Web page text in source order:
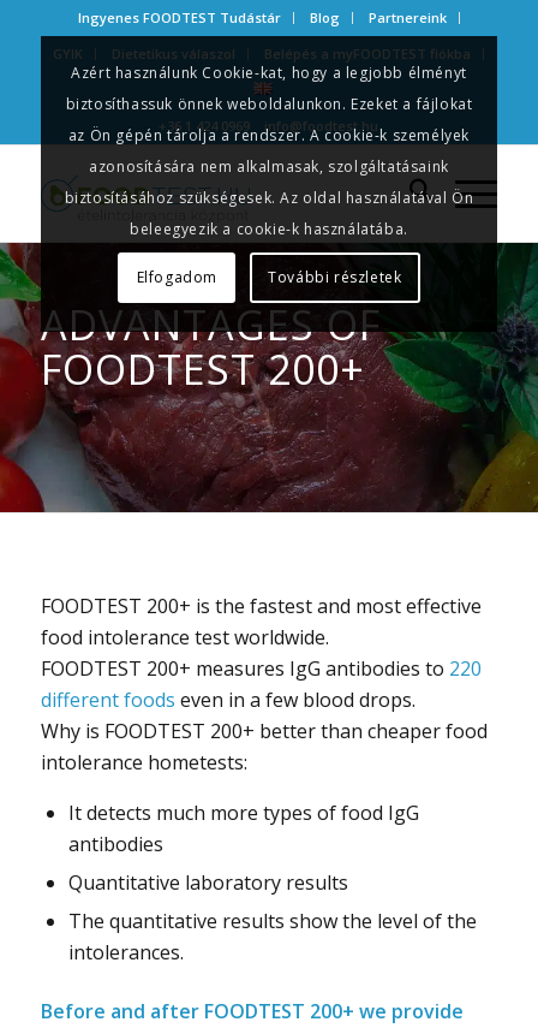
Ingyenes FOODTEST Tudástár Blog
Partnereink
GYIK
Dietetikus válaszol Belépés a myFOODTEST fiókba
+36 1 424 0969 info@foodtest.hu
ADVANTAGES OF
FOODTEST 200+
FOODTEST 200+ is the fastest and most effective
food intolerance test worldwide.
FOODTEST 200+ measures IgG antibodies to 220
different foods even in a few blood drops.
Why is FOODTEST 200+ better than cheaper food
intolerance hometests:
It detects much more types of food IgG
antibodies
Quantitative laboratory results
The quantitative results show the level of the
intolerances.
Before and after FOODTEST 200+ we provide
Azért használunk Cookie-kat, hogy a legjobb élményt
biztosíthassuk önnek weboldalunkon. Ezeket a fájlokat
az Ön gépén tárolja a rendszer. A cookie-k személyek
azonosítására nem alkalmasak, szolgáltatásaink
biztosításához szükségesek. Az oldal használatával Ön
beleegyezik a cookie-k használatába.
Elfogadom További részletek